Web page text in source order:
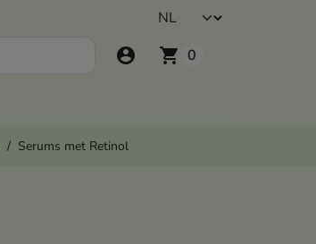
account_circle shopping_cart 0
Serums met Retinol